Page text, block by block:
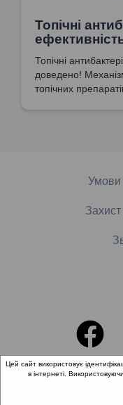
Топічні
Топічні
доведено!
топічних
Умови
© 2018-2026
Цей сайт використовує
в інтернеті.